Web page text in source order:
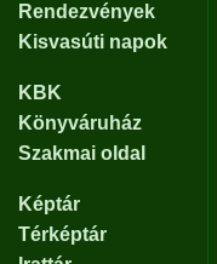
Rendezvények
Kisvasúti napok
KBK
Könyváruház
Szakmai oldal
Képtár
Térképtár